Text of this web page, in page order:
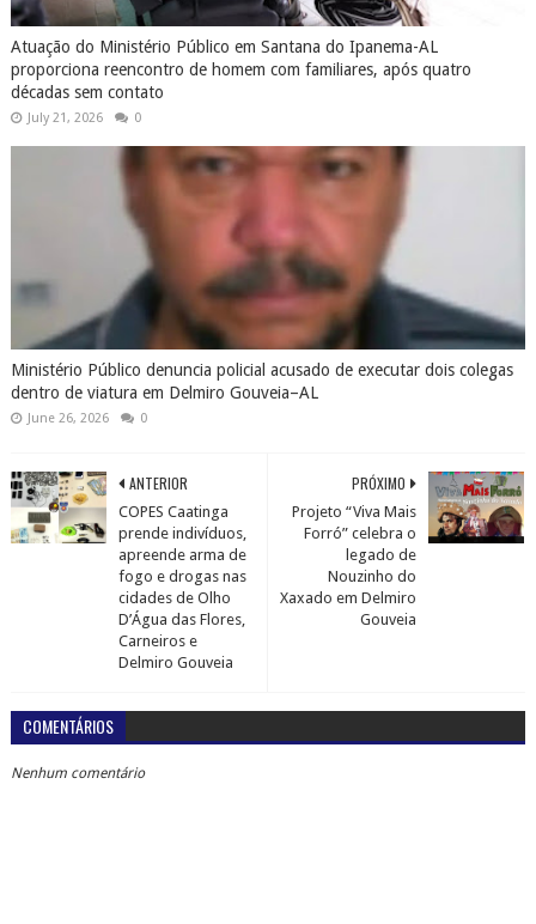
Atuação do Ministério Público em Santana do Ipanema-AL
proporciona reencontro de homem com familiares, após quatro
décadas sem contato
July 21, 2026 0
Ministério Público denuncia policial acusado de executar dois colegas
dentro de viatura em Delmiro Gouveia–AL
June 26, 2026 0
PRÓXIMO
Projeto “Viva Mais
Forró” celebra o
legado de
Nouzinho do
Xaxado em Delmiro
Gouveia
ANTERIOR
COPES Caatinga
prende indivíduos,
apreende arma de
fogo e drogas nas
cidades de Olho
D’Água das Flores,
Carneiros e
Delmiro Gouveia
COMENTÁRIOS
Nenhum comentário